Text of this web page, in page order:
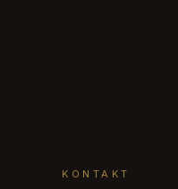
KONTAKT